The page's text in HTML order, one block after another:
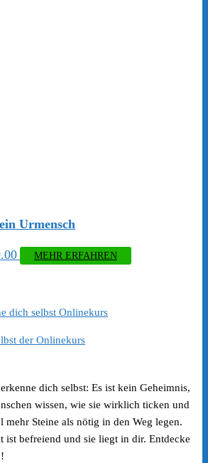
Urmensch
Aktueller
€199.00.
MEHR ERFAHREN
der Onlinekurs
dich selbst: Es ist kein Geheimnis,
wissen, wie sie wirklich ticken und
mehr Steine als nötig in den Weg legen.
ist befreiend und sie liegt in dir. Entdecke